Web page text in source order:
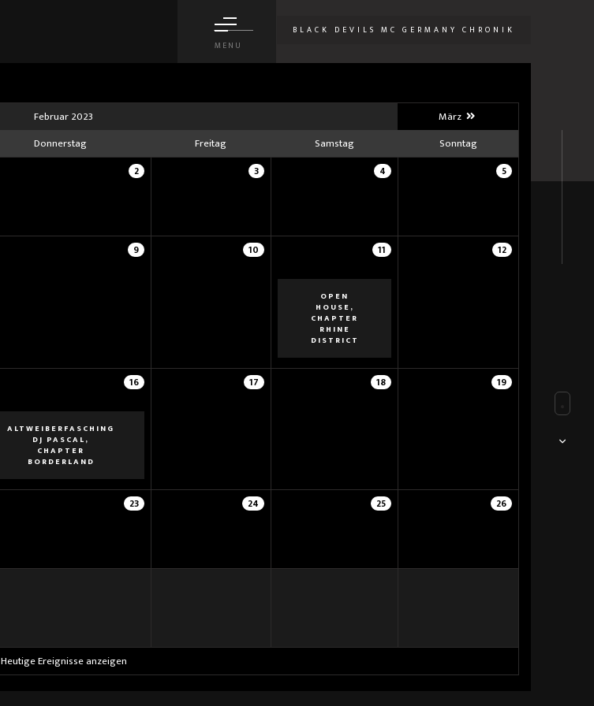
MENU
BLACK DEVILS MC GERMANY CHRONIK
Februar 2023
März
Donnerstag Freitag Samstag Sonntag
2 3 4 5
9 10 11
OPEN
HOUSE,
CHAPTER
RHINE
DISTRICT
12
16
ALTWEIBERFASCHING
DJ PASCAL,
CHAPTER
BORDERLAND
17 18 19
23 24 25 26
Heutige Ereignisse anzeigen